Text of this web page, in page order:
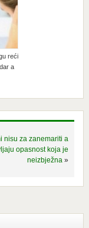
reći
a
nisu za zanemariti a
opasnost koja je
neizbježna »